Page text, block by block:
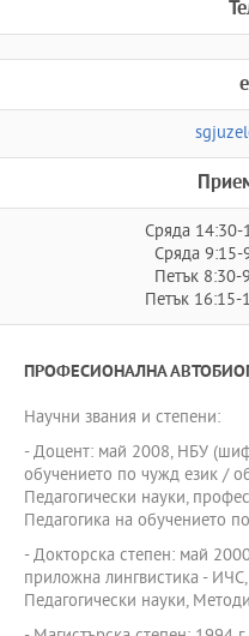
Сряда 14:30-
Сряда 9:15-
Петък 8:30-
Петък
ПРОФЕСИОНАЛНА
Научни звания и степени:
- Доцент: май 2008, НБУ
обучението по чужд език /
Педагогически науки,
Педагогика на обучението
- Докторска степен: май
приложна лингвистика -
Педагогически науки,